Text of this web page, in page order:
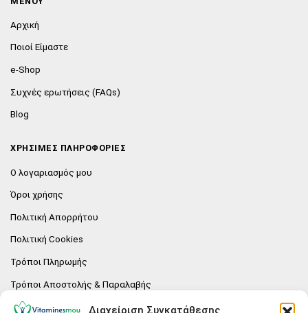
Διαχείριση Συγκατάθεσης
Αρχική
Ποιοί Είμαστε
e-Shop
Συχνές ερωτήσεις (FAQs)
Blog
ΧΡΗΣΙΜΕΣ ΠΛΗΡΟΦΟΡΙΕΣ
Ο λογαριασμός μου
Όροι χρήσης
Πολιτική Απορρήτου
Πολιτική Cookies
Τρόποι Πληρωμής
Τρόποι Αποστολής & Παραλαβής
Πολιτική επιστροφών